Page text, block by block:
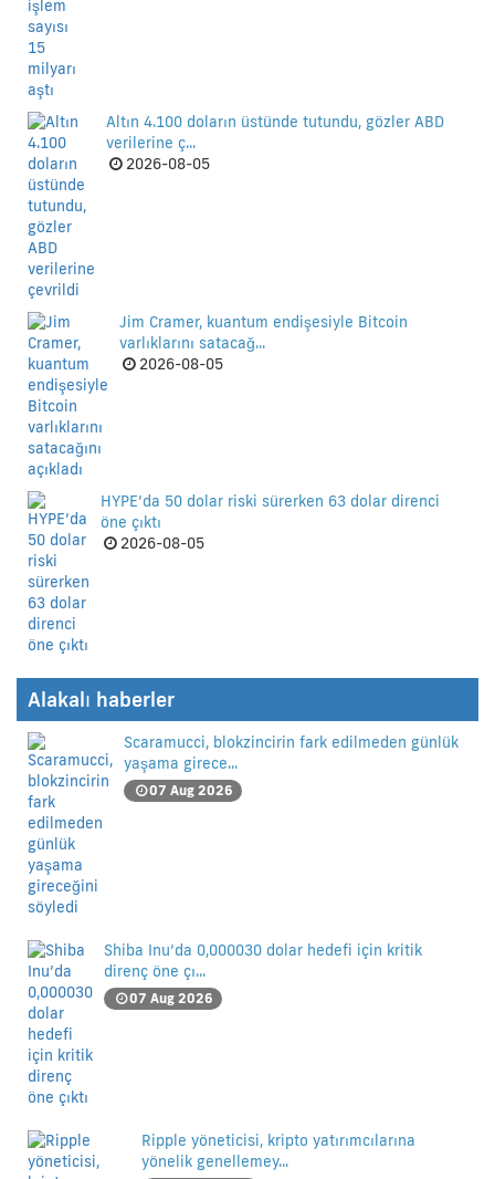
Altın 4.100 doların üstünde tutundu, gözler ABD
verilerine ç...
2026-08-05
Jim Cramer, kuantum endişesiyle Bitcoin
varlıklarını satacağ...
2026-08-05
HYPE’da 50 dolar riski sürerken 63 dolar direnci
öne çıktı
2026-08-05
Alakalı haberler
Scaramucci, blokzincirin fark edilmeden günlük
yaşama girece...
07 Aug 2026
Shiba Inu’da 0,000030 dolar hedefi için kritik
direnç öne çı...
07 Aug 2026
Ripple yöneticisi, kripto yatırımcılarına
yönelik genellemey...